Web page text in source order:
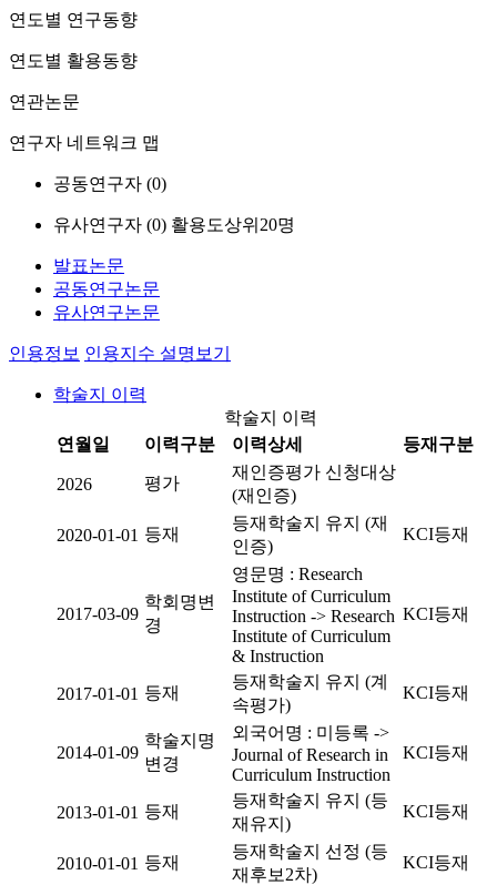
연도별 연구동향
연도별 활용동향
연관논문
연구자 네트워크 맵
공동연구자 (0)
유사연구자 (0) 활용도상위20명
발표논문
공동연구논문
유사연구논문
인용정보 인용지수 설명보기
학술지 이력
학술지 이력
연월일
이력구분 이력상세 등재구분
2026 평가
재인증평가 신청대상
(재인증)
2020-01-01 등재
등재학술지 유지 (재
인증)
KCI등재
2017-03-09
학회명변
경
영문명 : Research
Institute of Curriculum
Instruction -> Research
Institute of Curriculum
& Instruction
KCI등재
2017-01-01 등재
등재학술지 유지 (계
속평가)
KCI등재
2014-01-09
학술지명
변경
외국어명 : 미등록 ->
Journal of Research in
Curriculum Instruction
KCI등재
2013-01-01 등재
등재학술지 유지 (등
재유지)
KCI등재
2010-01-01 등재
등재학술지 선정 (등
재후보2차)
KCI등재